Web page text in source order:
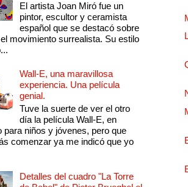
El artista Joan Miró fue un
pintor, escultor y ceramista
español que se destacó sobre
movimiento surrealista. Su estilo
Wall-E, una maravillosa
experiencia. Una película
genial.
Tuve la suerte de ver el otro
día la película Wall-E, en
para niños y jóvenes, pero que
comenzar ya me indicó que yo
Detalles del cuadro "La Torre